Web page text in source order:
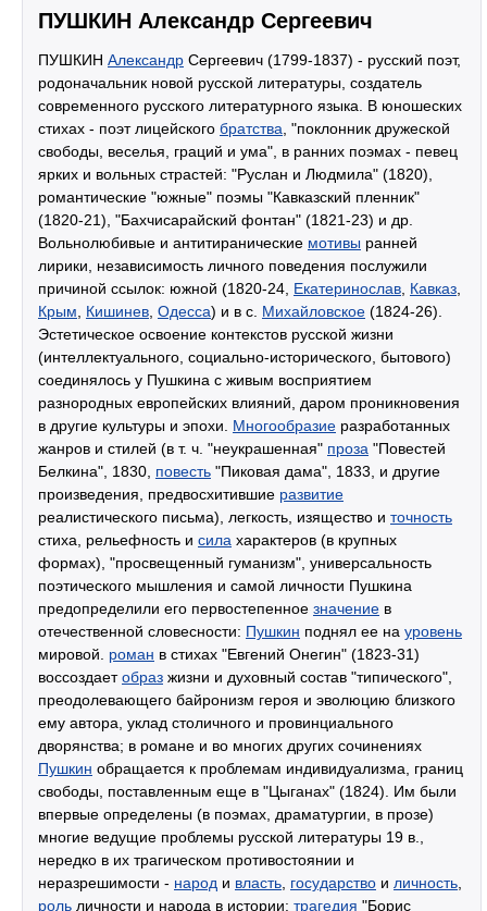
ПУШКИН Александр Сергеевич
ПУШКИН Александр Сергеевич (1799-1837) - русский поэт,
родоначальник новой русской литературы, создатель
современного русского литературного языка. В юношеских
стихах - поэт лицейского братства , "поклонник дружеской
свободы, веселья, граций и ума", в ранних поэмах - певец
ярких и вольных страстей: "Руслан и Людмила" (1820),
романтические "южные" поэмы "Кавказский пленник"
(1820-21), "Бахчисарайский фонтан" (1821-23) и др.
Вольнолюбивые и антитиранические мотивы ранней
лирики, независимость личного поведения послужили
причиной ссылок: южной (1820-24, Екатеринослав Кавказ
Крым
Кишинев Одесса) и в с. Михайловское (1824-26).
Эстетическое освоение контекстов русской жизни
(интеллектуального, социально-исторического, бытового)
соединялось у Пушкина с живым восприятием
разнородных европейских влияний, даром проникновения
в другие культуры и эпохи. Многообразие разработанных
жанров и стилей (в т. ч. "неукрашенная" проза "Повестей
Белкина", 1830, повесть "Пиковая дама", 1833, и другие
произведения, предвосхитившие развитие
реалистического письма), легкость, изящество и точность
стиха, рельефность и сила характеров (в крупных
формах), "просвещенный гуманизм", универсальность
поэтического мышления и самой личности Пушкина
предопределили его первостепенное значение в
отечественной словесности: Пушкин поднял ее на уровень
мировой. роман в стихах "Евгений Онегин" (1823-31)
воссоздаетобраз жизни и духовный состав "типического",
преодолевающего байронизм героя и эволюцию близкого
ему автора, уклад столичного и провинциального
дворянства; в романе и во многих других сочинениях
Пушкин обращается к проблемам индивидуализма, границ
свободы, поставленным еще в "Цыганах" (1824). Им были
впервые определены (в поэмах, драматургии, в прозе)
многие ведущие проблемы русской литературы 19 в.,
нередко в их трагическом противостоянии и
неразрешимости - народ и власть государство и личность
роль личности и народа в истории: трагедия "Борис